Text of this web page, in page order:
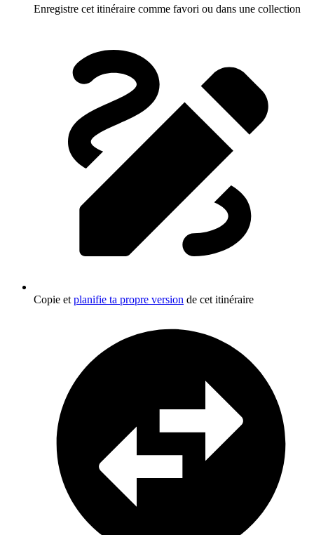
Enregistre cet itinéraire comme favori ou dans une collection
Copie et planifie ta propre version de cet itinéraire